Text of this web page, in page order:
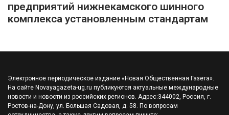
предприятий нижнекамского шинного
комплекса установленным стандартам
Электронное периодическое издание «Новая Общественная Газета».
На сайте Novayagazeta-ug.ru публикуются актуальные международные
новости и новости из российских регионов. Адрес:344002, Россия, г.
Ростов-на-Дону, ул. Большая Садовая, д. 58. По вопросам